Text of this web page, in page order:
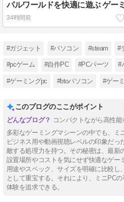
34時間前
#ガジェット #パソコン #steam #
#pcゲーム #自作PC #PCパーツ #
#ゲーミングpc #btoパソコン #ゲー
このブログのここがポイント
コンパクトながら高性能
多彩なゲーミングマシーンの中でも、ミ
ビジネス用や動画視聴レベルの印象だっ
敵する処理力を持つ。その秘密は、最新
設置場所やコストを気にせず快適なゲー
用途やスペック、サイズを明確に比較し
として重宝する。それにより、ミニPC
体験を追求できる。